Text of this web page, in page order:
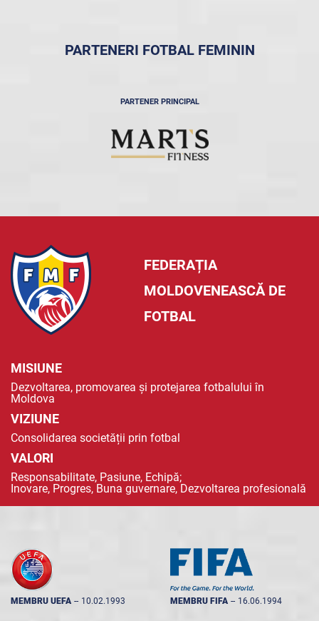
PARTENERI FOTBAL FEMININ
PARTENER PRINCIPAL
FEDERAȚIA
MOLDOVENEASCĂ DE
FOTBAL
MISIUNE
Dezvoltarea, promovarea și protejarea fotbalului în
Moldova
VIZIUNE
Consolidarea societății prin fotbal
VALORI
Responsabilitate, Pasiune, Echipă;
Inovare, Progres, Buna guvernare, Dezvoltarea profesională
MEMBRU UEFA -- 10.02.1993 MEMBRU FIFA -- 16.06.1994